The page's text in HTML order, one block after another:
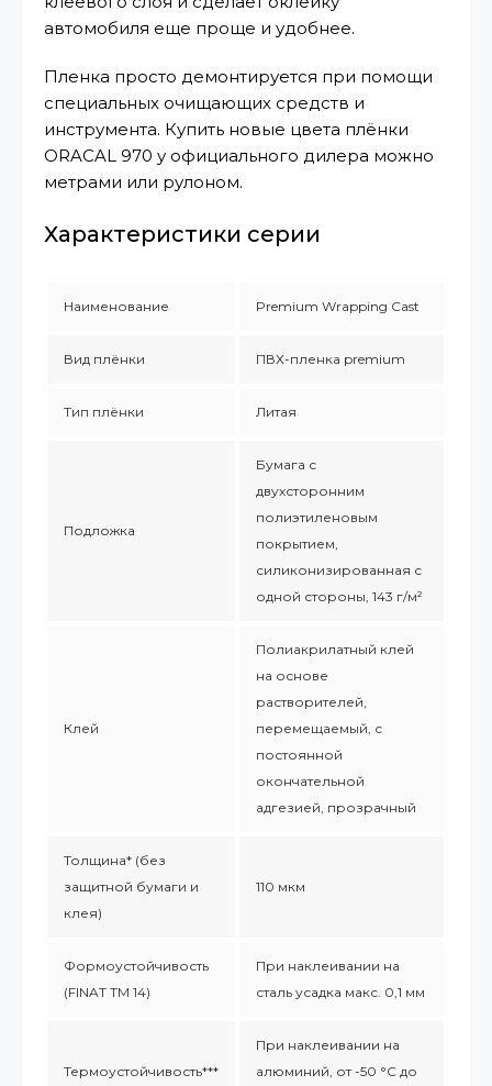
автомобиля еще проще и удобнее.
Пленка просто демонтируется при помощи
специальных очищающих средств и
инструмента. Купить новые цвета плёнки
ORACAL 970 у официального дилера можно
метрами или рулоном.
Характеристики серии
Наименование Premium Wrapping Cast
Вид плёнки ПВХ-пленка premium
Тип плёнки Литая
Подложка
Бумага с
двухсторонним
полиэтиленовым
покрытием,
силиконизированная с
одной стороны, 143 г/м²
Клей
Полиакрилатный клей
на основе
растворителей,
перемещаемый, с
постоянной
окончательной
адгезией, прозрачный
Толщина* (без
защитной бумаги и
клея)
110 мкм
Формоустойчивость
(FINAT TM 14)
При наклеивании на
сталь усадка макс. 0,1 мм
Термоустойчивость***
При наклеивании на
алюминий, от -50 °С до